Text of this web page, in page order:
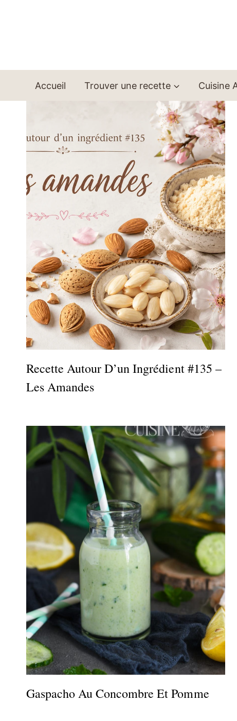
Accueil Trouver une recette Cuisine
Recette Autour D’un Ingrédient #135 –
Les Amandes
Gaspacho Au Concombre Et Pomme